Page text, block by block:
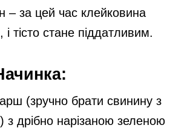
– за цей час клейковина
і тісто стане піддатливим.
(зручно брати свинину з
з дрібно нарізаною зеленою